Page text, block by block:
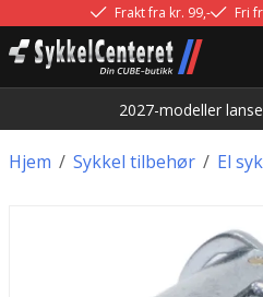
Frakt fra kr. 99,- Fri
2027-modeller
/
Hjem /
Sykkel tilbehør El